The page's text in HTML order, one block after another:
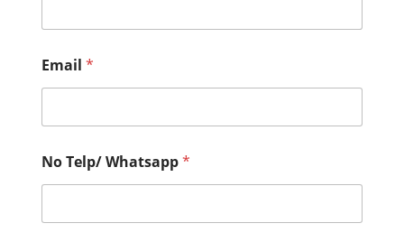
Email *
No Telp/ Whatsapp*